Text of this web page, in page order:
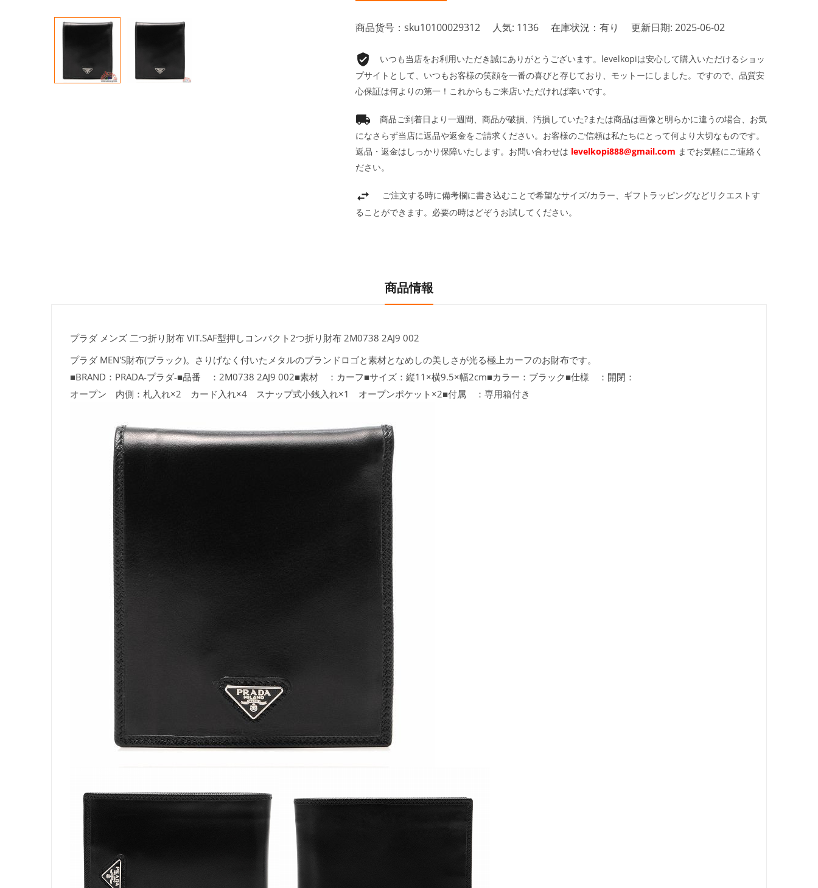
商品货号：sku10100029312 人気: 1136 在庫状況：有り 更新日期: 2025-06-02
いつも当店をお利用いただき誠にありがとうございます。levelkopiは安心して購入いただけるショッ
プサイトとして、いつもお客様の笑顔を一番の喜びと存じており、モットーにしました。ですので、品質安
心保証は何よりの第一！これからもご来店いただければ幸いです。
商品ご到着日より一週間、商品が破損、汚損していた?または商品は画像と明らかに違うの場合、お気
になさらず当店に返品や返金をご請求ください。お客様のご信頼は私たちにとって何より大切なものです。
返品・返金はしっかり保障いたします。お問い合わせは levelkopi888@gmail.com までお気軽にご連絡く
ださい。
ご注文する時に備考欄に書き込むことで希望なサイズ/カラー、ギフトラッピングなどリクエストす
ることができます。必要の時はどぞうお試してください。
商品情報
プラダ メンズ 二つ折り財布 VIT.SAF型押しコンパクト2つ折り財布 2M0738 2AJ9 002
プラダ MEN'S財布(ブラック)。さりげなく付いたメタルのブランドロゴと素材となめしの美しさが光る極上カーフのお財布です。
■BRAND：PRADA-プラダ-■品番 ：2M0738 2AJ9 002■素材 ：カーフ■サイズ：縦11×横9.5×幅2cm■カラー：ブラック■仕様 ：開閉：
オープン 内側：札入れ×2 カード入れ×4 スナップ式小銭入れ×1 オープンポケット×2■付属 ：専用箱付き